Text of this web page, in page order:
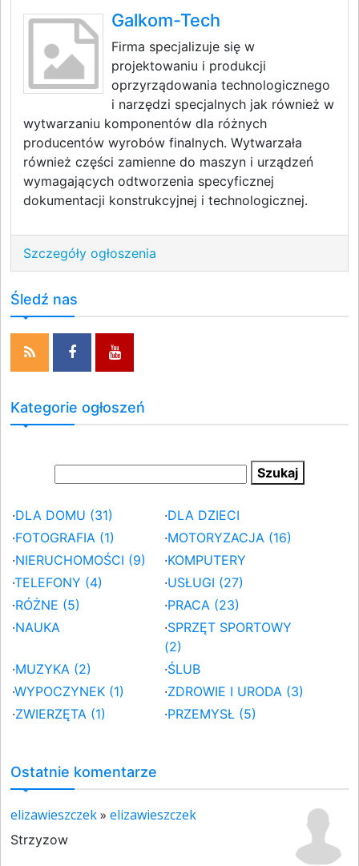
Galkom-Tech
Firma specjalizuje się w
projektowaniu i produkcji
oprzyrządowania technologicznego
i narzędzi specjalnych jak również w
wytwarzaniu komponentów dla różnych
producentów wyrobów finalnych. Wytwarzała
również części zamienne do maszyn i urządzeń
wymagających odtworzenia specyficznej
dokumentacji konstrukcyjnej i technologicznej.
Szczegóły ogłoszenia
Śledź nas
Kategorie ogłoszeń
·DLA DOMU (31) ·DLA DZIECI
·FOTOGRAFIA (1) ·MOTORYZACJA (16)
·NIERUCHOMOŚCI (9) ·KOMPUTERY
·TELEFONY (4) ·USŁUGI (27)
·RÓŻNE (5) ·PRACA (23)
·NAUKA ·SPRZĘT SPORTOWY
(2)
·MUZYKA (2) ·ŚLUB
·WYPOCZYNEK (1) ·ZDROWIE I URODA (3)
·ZWIERZĘTA (1) ·PRZEMYSŁ (5)
Ostatnie komentarze
elizawieszczek» elizawieszczek
Strzyzow